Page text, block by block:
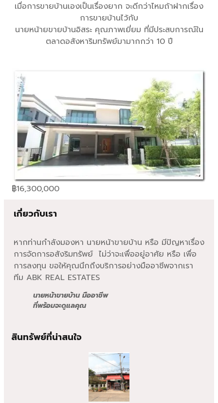
เมื่อการขายบ้านเองเป็นเรื่องยาก จะดีกว่าไหมถ้าฝากเรื่อง
การขายบ้านไว้กับ
นายหน้ายขายบ้านอิสระ คุณภาพเยี่ยม ที่มีประสบการณ์ใน
ตลาดอสังหาริมทรัพย์มามากกว่า 10 ปี
฿16,300,000
เกี่ยวกับเรา
หากท่านกำลังมองหา นายหน้าขายบ้าน หรือ มีปัญหาเรื่อง
การจัดการอสังริมทรัพย์ ไม่ว่าจะเพื่ออยู่อาศัย หรือ เพื่อ
การลงทุน ขอให้คุณนึกถึงบริการอย่างมืออาชีพจากเรา
ทีม ABK REAL ESTATES
นายหน้าขายบ้าน มืออาชีพ
ที่พร้อมจะดูแลคุณ
สินทรัพย์ที่น่าสนใจ